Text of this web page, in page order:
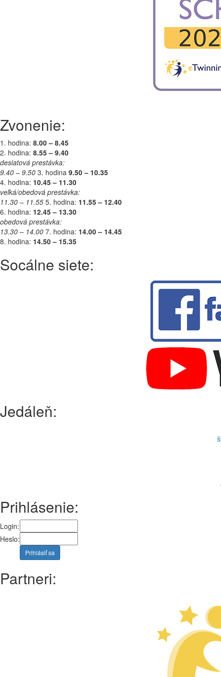
Zvonenie:
1. hodina: 8.00 – 8.45
2. hodina: 8.55 – 9.40
desiatová prestávka:
9.40 – 9.50 3. hodina 9.50 – 10.35
4. hodina: 10.45 – 11.30
veľká/obedová prestávka:
11.30 – 11.55 5. hodina: 11.55 – 12.40
6. hodina: 12.45 – 13.30
obedová prestávka:
13.30 – 14.00 7. hodina: 14.00 – 14.45
8. hodina: 14.50 – 15.35
Socálne siete:
Jedáleň:
Prihlásenie:
Login:
Heslo:
Prihlásiť sa
Partneri: